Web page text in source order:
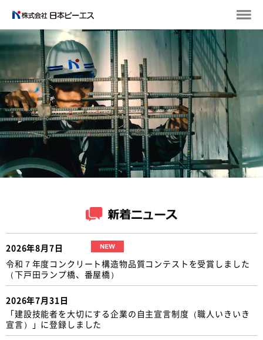
2026年8月7日
令和７年度コンクリート構造物品質コンテストを受賞しました
（下戸田ランプ橋、番屋橋）
2026年7月31日
「建設技能者を大切にする企業の自主宣言制度（職人いきいき
宣言）」に登録しました